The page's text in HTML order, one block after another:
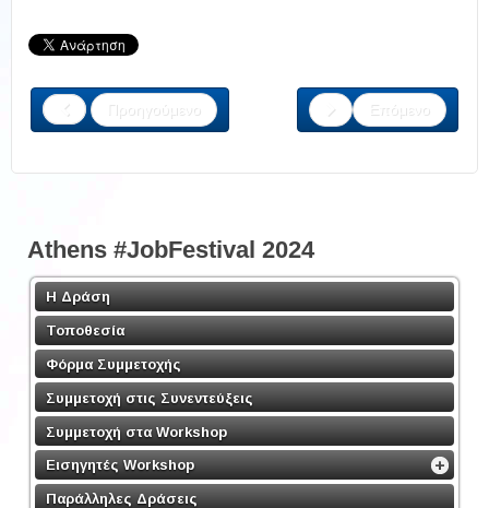
Προηγούμενο Επόμενο
Athens #JobFestival 2024
Η Δράση
Τοποθεσία
Φόρμα Συμμετοχής
Συμμετοχή στις Συνεντεύξεις
Συμμετοχή στα Workshop
Εισηγητές Workshop
Παράλληλες Δράσεις